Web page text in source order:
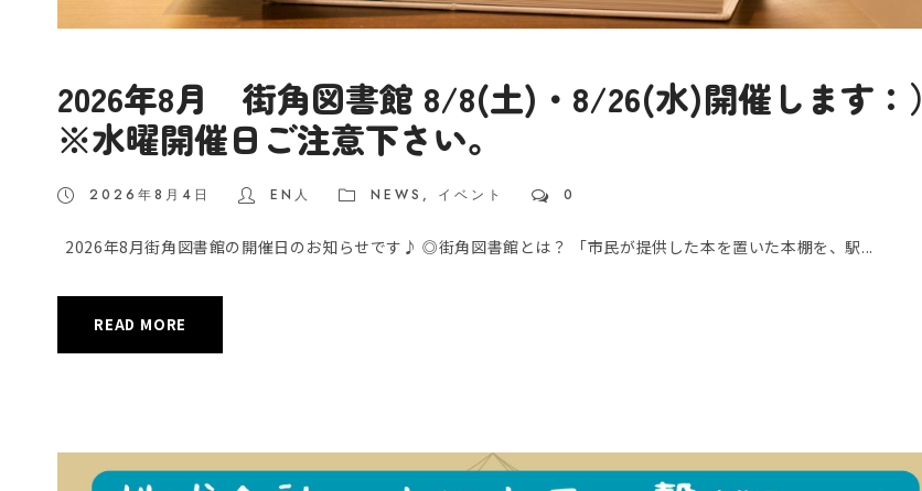
2026年8月 街角図書館 8/8(土)・8/26(水)開催します：）
※水曜開催日ご注意下さい。
2026年8月4日 EN人 NEWS , イベント 0
2026年8月街角図書館の開催日のお知らせです♪ ◎街角図書館とは？ 「市民が提供した本を置いた本棚を、駅...
READ MORE